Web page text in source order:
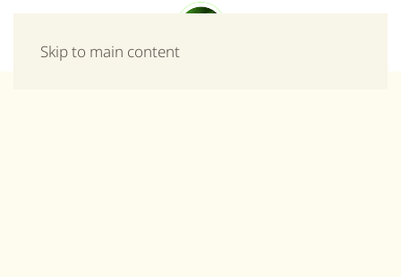
Skip to main content